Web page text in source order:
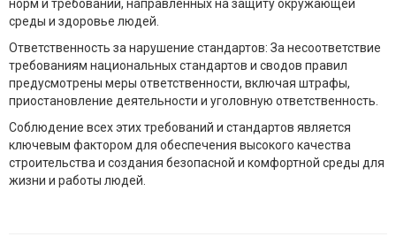
норм и требований, направленных на защиту окружающей
среды и здоровье людей.
Ответственность за нарушение стандартов: За несоответствие
требованиям национальных стандартов и сводов правил
предусмотрены меры ответственности, включая штрафы,
приостановление деятельности и уголовную ответственность.
Соблюдение всех этих требований и стандартов является
ключевым фактором для обеспечения высокого качества
строительства и создания безопасной и комфортной среды для
жизни и работы людей.